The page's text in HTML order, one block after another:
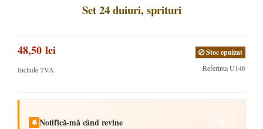
Set 24 duiuri, sprituri
ReferintaU146
Stoc epuizat
48,50 lei
Include TVA
🔔 Notifică-mă când revine